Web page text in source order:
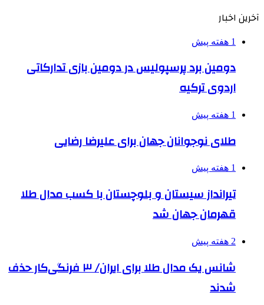
آخرین اخبار
1 هفته پیش
دومین برد پرسپولیس در دومین بازی تدارکاتی
اردوی ترکیه
1 هفته پیش
طلای نوجوانان جهان برای علیرضا رضایی
1 هفته پیش
تیرانداز سیستان و بلوچستان با کسب مدال طلا
قهرمان جهان شد
2 هفته پیش
شانس یک مدال طلا برای ایران/ ۳ فرنگی‌کار حذف
شدند